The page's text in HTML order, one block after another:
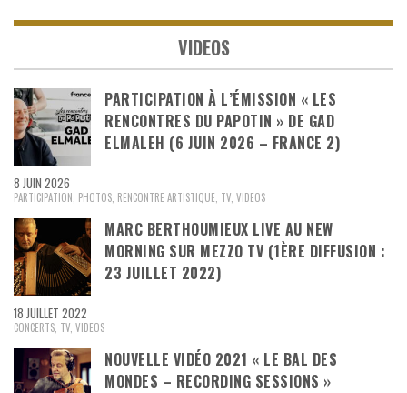
VIDEOS
PARTICIPATION À L’ÉMISSION « LES
RENCONTRES DU PAPOTIN » DE GAD
ELMALEH (6 JUIN 2026 – FRANCE 2)
8 JUIN 2026
PARTICIPATION PHOTOS RENCONTRE ARTISTIQUE TV VIDEOS
MARC BERTHOUMIEUX LIVE AU NEW
MORNING SUR MEZZO TV (1ÈRE DIFFUSION :
23 JUILLET 2022)
18 JUILLET 2022
CONCERTS TV VIDEOS
NOUVELLE VIDÉO 2021 « LE BAL DES
MONDES – RECORDING SESSIONS »